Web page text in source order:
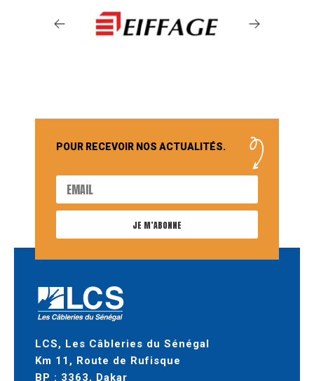
POUR RECEVOIR NOS ACTUALITÉS.
JE M’ABONNE
LCS, Les Câbleries du Sénégal
Km 11, Route de Rufisque
BP : 3363, Dakar